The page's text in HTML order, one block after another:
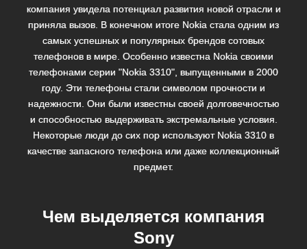
компания увидела потенциал развития новой отрасли и
приняла вызов. В конечном итоге Nokia стала одним из
самых успешных и популярных брендов сотовых
телефонов в мире. Особенно известна Nokia своими
телефонами серии "Nokia 3310", выпущенными в 2000
году. Эти телефоны стали символом прочности и
надежности. Они были известны своей долговечностью
и способностью выдерживать экстремальные условия.
Некоторые люди до сих пор используют Nokia 3310 в
качестве запасного телефона или даже коллекционный
предмет.
Чем выделяется компания
Sony